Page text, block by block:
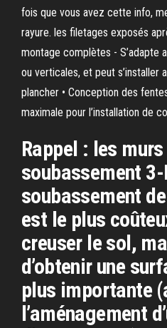
fois que vous avez cette info,
rayure. les filetages exposés
montage complètes - S’adapte
ou verticales, et peut s’installer
plancher • Conception des
maximale pour l’installation de
Rappel : les
soubassement
soubassement
est le plus
creuser le sol,
d’obtenir une
plus importante
l’aménagement